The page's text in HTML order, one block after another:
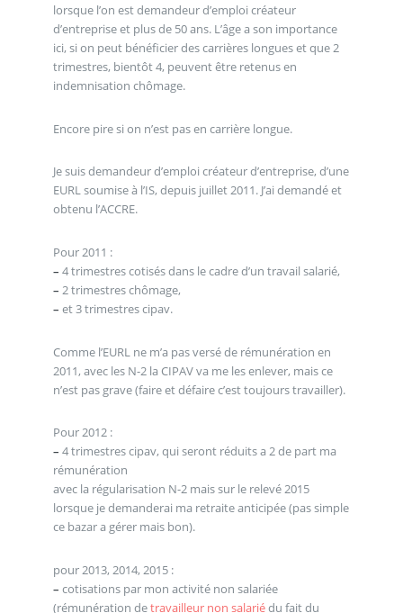
lorsque l’on est demandeur d’emploi créateur
d’entreprise et plus de 50 ans. L’âge a son importance
ici, si on peut bénéficier des carrières longues et que 2
trimestres, bientôt 4, peuvent être retenus en
indemnisation chômage.
Encore pire si on n’est pas en carrière longue.
Je suis demandeur d’emploi créateur d’entreprise, d’une
EURL soumise à l’IS, depuis juillet 2011. J’ai demandé et
obtenu l’ACCRE.
Pour 2011 :
– 4 trimestres cotisés dans le cadre d’un travail salarié,
– 2 trimestres chômage,
– et 3 trimestres cipav.
Comme l’EURL ne m’a pas versé de rémunération en
2011, avec les N-2 la CIPAV va me les enlever, mais ce
n’est pas grave (faire et défaire c’est toujours travailler).
Pour 2012 :
– 4 trimestres cipav, qui seront réduits a 2 de part ma
rémunération
avec la régularisation N-2 mais sur le relevé 2015
lorsque je demanderai ma retraite anticipée (pas simple
ce bazar a gérer mais bon).
pour 2013, 2014, 2015 :
– cotisations par mon activité non salariée
(rémunération detravailleur non salariédu fait du